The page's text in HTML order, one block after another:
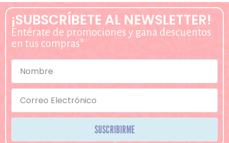
¡SUBSCRÍBETE AL NEWSLETTER!
Entérate de promociones y gana descuentos
en tus compras*
SUSCRIBIRME